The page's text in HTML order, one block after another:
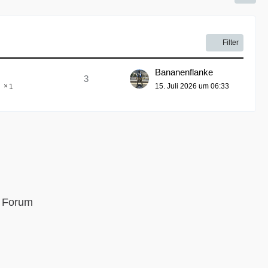
Filter
1
3
Bananenflanke
15. Juli 2026 um 06:33